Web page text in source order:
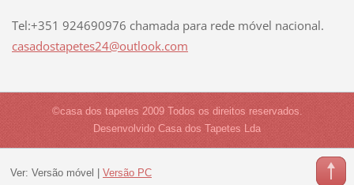
Tel:+351 924690976 chamada para rede móvel nacional.
casadostapetes24@outlook.com
©casa dos tapetes 2009 Todos os direitos reservados.
Desenvolvido Casa dos Tapetes Lda
Ver: Versão móvel | Versão PC